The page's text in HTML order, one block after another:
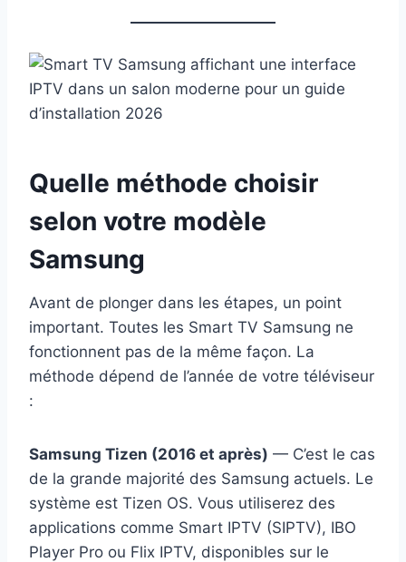
Quelle méthode choisir
selon votre modèle
Samsung
Avant de plonger dans les étapes, un point
important. Toutes les Smart TV Samsung ne
fonctionnent pas de la même façon. La
méthode dépend de l’année de votre téléviseur
:
Samsung Tizen (2016 et après) — C’est le cas
de la grande majorité des Samsung actuels. Le
système est Tizen OS. Vous utiliserez des
applications comme Smart IPTV (SIPTV), IBO
Player Pro ou Flix IPTV, disponibles sur le